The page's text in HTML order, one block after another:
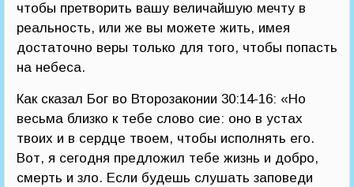
чтобы претворить вашу величайшую мечту в
реальность, или же вы можете жить, имея
достаточно веры только для того, чтобы попасть
на небеса.
Как сказал Бог во Второзаконии 30:14-16: «Но
весьма близко к тебе слово сие: оно в устах
твоих и в сердце твоем, чтобы исполнять его.
Вот, я сегодня предложил тебе жизнь и добро,
смерть и зло. Если будешь слушать заповеди